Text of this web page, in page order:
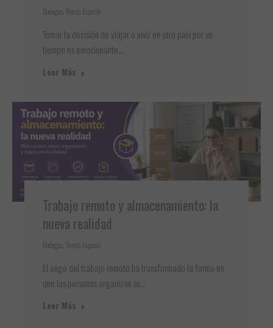
Bodegas Renta Espacio
Tomar la decisión de viajar o vivir en otro país por un
tiempo es emocionante,…
Leer Más
Trabajo remoto y almacenamiento: la
nueva realidad
Bodegas Renta Espacio
El auge del trabajo remoto ha transformado la forma en
que las personas organizan su…
Leer Más